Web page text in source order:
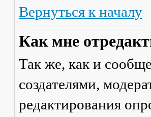
Вернуться к началу
Как мне
Так же, как и
создателями,
редактирования